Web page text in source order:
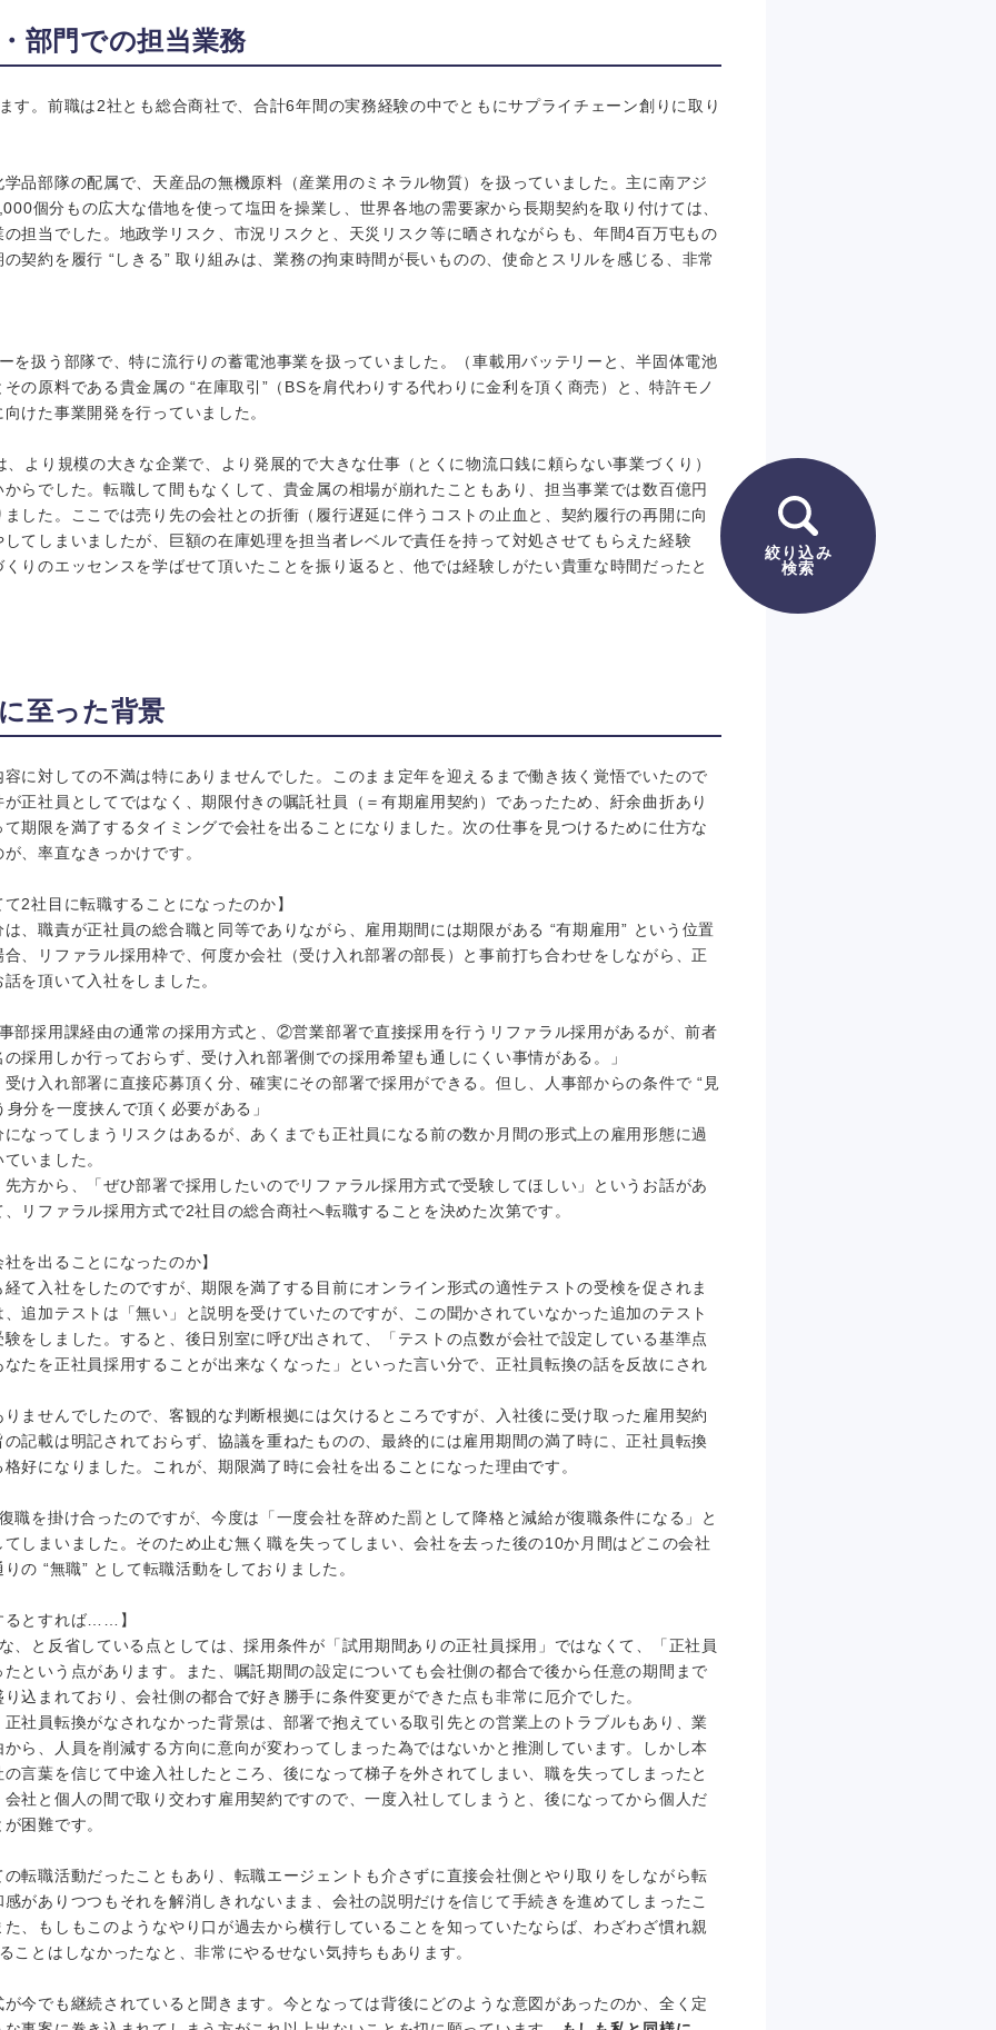
絞り込み
検索
門での担当業務
す。前職は2社とも総合商社で、合計6年間の実務経験の中でともにサプライチェーン創りに取り
品部隊の配属で、天産品の無機原料（産業用のミネラル物質）を扱っていました。主に南アジ
個分もの広大な借地を使って塩田を操業し、世界各地の需要家から長期契約を取り付けては、
担当でした。地政学リスク、市況リスクと、天災リスク等に晒されながらも、年間4百万屯もの
契約を履行 “しきる” 取り組みは、業務の拘束時間が長いものの、使命とスリルを感じる、非常
を扱う部隊で、特に流行りの蓄電池事業を扱っていました。（車載用バッテリーと、半固体電池
の原料である貴金属の “在庫取引”（BSを肩代わりする代わりに金利を頂く商売）と、特許モノ
けた事業開発を行っていました。
より規模の大きな企業で、より発展的で大きな仕事（とくに物流口銭に頼らない事業づくり）
らでした。転職して間もなくして、貴金属の相場が崩れたこともあり、担当事業では数百億円
した。ここでは売り先の会社との折衝（履行遅延に伴うコストの止血と、契約履行の再開に向
てしまいましたが、巨額の在庫処理を担当者レベルで責任を持って対処させてもらえた経験
りのエッセンスを学ばせて頂いたことを振り返ると、他では経験しがたい貴重な時間だったと
至った背景
に対しての不満は特にありませんでした。このまま定年を迎えるまで働き抜く覚悟でいたので
正社員としてではなく、期限付きの嘱託社員（＝有期雇用契約）であったため、紆余曲折あり
期限を満了するタイミングで会社を出ることになりました。次の仕事を見つけるために仕方な
、率直なきっかけです。
2社目に転職することになったのか】
、職責が正社員の総合職と同等でありながら、雇用期間には期限がある “有期雇用” という位置
、リファラル採用枠で、何度か会社（受け入れ部署の部長）と事前打ち合わせをしながら、正
を頂いて入社をしました。
部採用課経由の通常の採用方式と、②営業部署で直接採用を行うリファラル採用があるが、前者
採用しか行っておらず、受け入れ部署側での採用希望も通しにくい事情がある。」
け入れ部署に直接応募頂く分、確実にその部署で採用ができる。但し、人事部からの条件で “見
分を一度挟んで頂く必要がある」
なってしまうリスクはあるが、あくまでも正社員になる前の数か月間の形式上の雇用形態に過
いました。
方から、「ぜひ部署で採用したいのでリファラル採用方式で受験してほしい」というお話があ
リファラル採用方式で2社目の総合商社へ転職することを決めた次第です。
を出ることになったのか】
て入社をしたのですが、期限を満了する目前にオンライン形式の適性テストの受検を促されま
追加テストは「無い」と説明を受けていたのですが、この聞かされていなかった追加のテスト
をしました。すると、後日別室に呼び出されて、「テストの点数が会社で設定している基準点
たを正社員採用することが出来なくなった」といった言い分で、正社員転換の話を反故にされ
ませんでしたので、客観的な判断根拠には欠けるところですが、入社後に受け取った雇用契約
記載は明記されておらず、協議を重ねたものの、最終的には雇用期間の満了時に、正社員転換
好になりました。これが、期限満了時に会社を出ることになった理由です。
職を掛け合ったのですが、今度は「一度会社を辞めた罰として降格と減給が復職条件になる」と
しまいました。そのため止む無く職を失ってしまい、会社を去った後の10か月間はどこの会社
の “無職” として転職活動をしておりました。
るとすれば……】
、と反省している点としては、採用条件が「試用期間ありの正社員採用」ではなくて、「正社員
という点があります。また、嘱託期間の設定についても会社側の都合で後から任意の期間まで
込まれており、会社側の都合で好き勝手に条件変更ができた点も非常に厄介でした。
正社員転換がなされなかった背景は、部署で抱えている取引先との営業上のトラブルもあり、業
ら、人員を削減する方向に意向が変わってしまった為ではないかと推測しています。しかし本
言葉を信じて中途入社したところ、後になって梯子を外されてしまい、職を失ってしまったと
社と個人の間で取り交わす雇用契約ですので、一度入社してしまうと、後になってから個人だ
困難です。
転職活動だったこともあり、転職エージェントも介さずに直接会社側とやり取りをしながら転
がありつつもそれを解消しきれないまま、会社の説明だけを信じて手続きを進めてしまったこ
、もしもこのようなやり口が過去から横行していることを知っていたならば、わざわざ慣れ親
ことはしなかったなと、非常にやるせない気持ちもあります。
今でも継続されていると聞きます。今となっては背後にどのような意図があったのか、全く定